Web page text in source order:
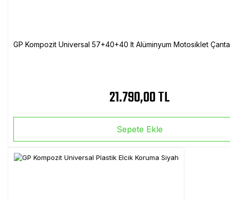
GP Kompozit Universal 57+40+40 lt Alüminyum Motosiklet
21.790,00 TL
Sepete Ekle